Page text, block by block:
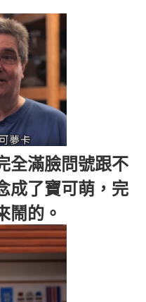
全滿臉問號跟不
成了寶可萌，完
鬧的。